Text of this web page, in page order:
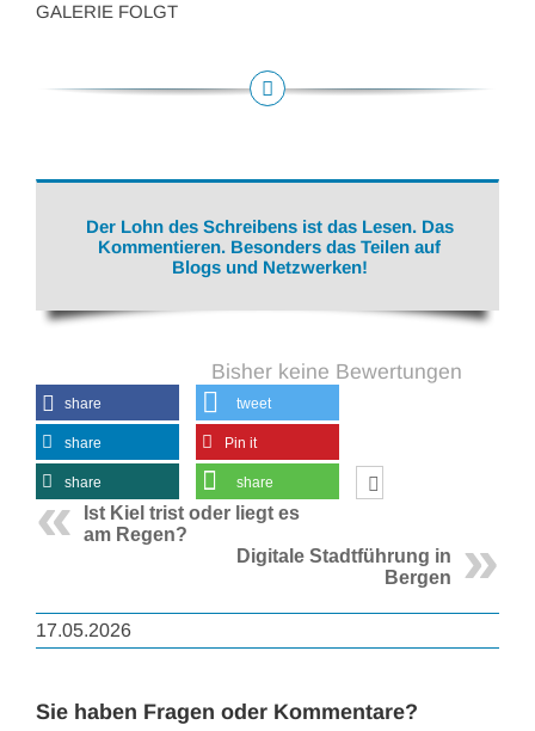
GALERIE FOLGT
Der Lohn des Schreibens ist das Lesen. Das
Kommentieren. Besonders das Teilen auf
Blogs und Netzwerken!
Bisher keine Bewertungen
share tweet
share Pin it
share share
Ist Kiel trist oder liegt es
am Regen?
Digitale Stadtführung in
Bergen
17.05.2026
Sie haben Fragen oder Kommentare?